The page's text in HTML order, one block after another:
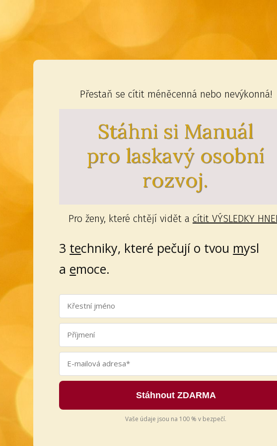
Přestaň se cítit méněcenná nebo nevýkonná!
Stáhni si Manuál
pro laskavý osobní
rozvoj.
Pro ženy, které chtějí vidět a cítit VÝSLEDKY
3 techniky, které pečují o tvou mysl
a emoce.
Stáhnout ZDARMA
Vaše údaje jsou na 100 % v bezpečí.